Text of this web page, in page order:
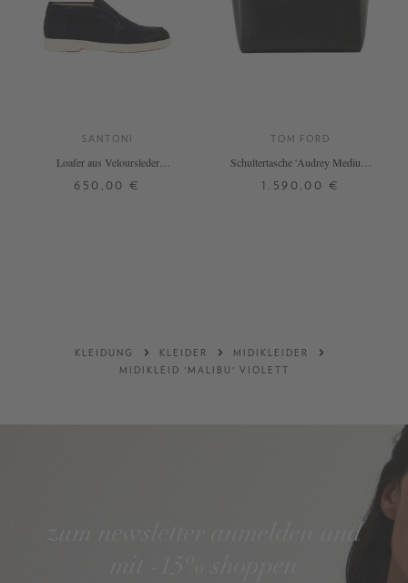
SANTONI
Loafer aus Veloursleder
650,00 €
TOM FORD
Schultertasche 'Audrey Medium'
1.590,00 €
KLEIDUNG KLEIDER
MIDIKLEIDER
MIDIKLEID 'MALIBU' VIOLETT
zum newsletter anmelden und